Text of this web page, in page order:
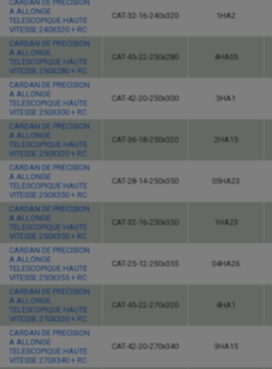
CARDAN DE PRECISION
A ALLONGE
TELESCOPIQUE HAUTE
VITESSE 240X320 + RC
CAT-32-16-240x320 1HA2
CARDAN DE PRECISION
A ALLONGE
TELESCOPIQUE HAUTE
VITESSE 250X280 + RC
CAT-45-22-250x280 4HA05
CARDAN DE PRECISION
A ALLONGE
TELESCOPIQUE HAUTE
VITESSE 250X300 + RC
CAT-42-20-250x300 3HA1
CARDAN DE PRECISION
A ALLONGE
TELESCOPIQUE HAUTE
VITESSE 250X320 + RC
CAT-36-18-250x320 2HA15
CARDAN DE PRECISION
A ALLONGE
TELESCOPIQUE HAUTE
VITESSE 250X350 + RC
CAT-28-14-250x350 05HA23
CARDAN DE PRECISION
A ALLONGE
TELESCOPIQUE HAUTE
VITESSE 250X350 + RC
CAT-32-16-250x350 1HA23
CARDAN DE PRECISION
A ALLONGE
TELESCOPIQUE HAUTE
VITESSE 250X355 + RC
CAT-25-12-250x355 04HA26
CARDAN DE PRECISION
A ALLONGE
TELESCOPIQUE HAUTE
VITESSE 270X320 + RC
CAT-45-22-270x320 4HA1
CARDAN DE PRECISION
A ALLONGE
TELESCOPIQUE HAUTE
VITESSE 270X340 + RC
CAT-42-20-270x340 3HA15